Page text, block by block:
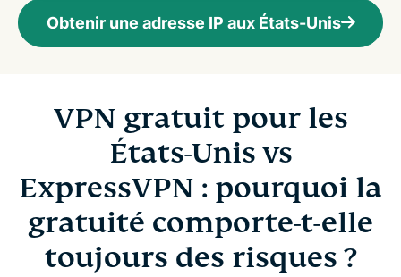
Obtenir une adresse IP aux États-Unis
VPN gratuit pour les
États-Unis vs
ExpressVPN : pourquoi la
gratuité comporte-t-elle
toujours des risques ?